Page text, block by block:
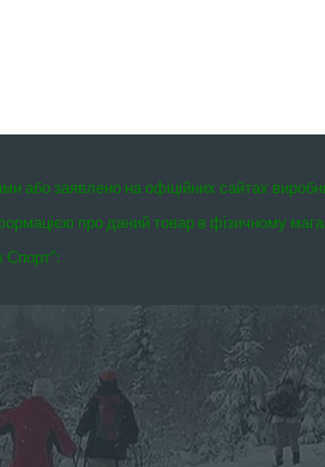
або заявлено на офіційних сайтах
про даний товар в фізичному
Спорт”: